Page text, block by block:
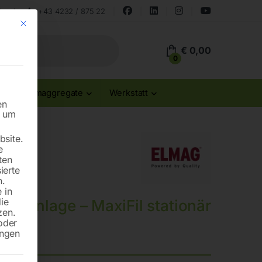
+43 4232 / 875 22
0
€ 0,00
Stromaggregate Werkstatt
– MaxiFil stationär
Mit diesem Button wird der Dialog geschlossen. Seine Funktionalität ist
in